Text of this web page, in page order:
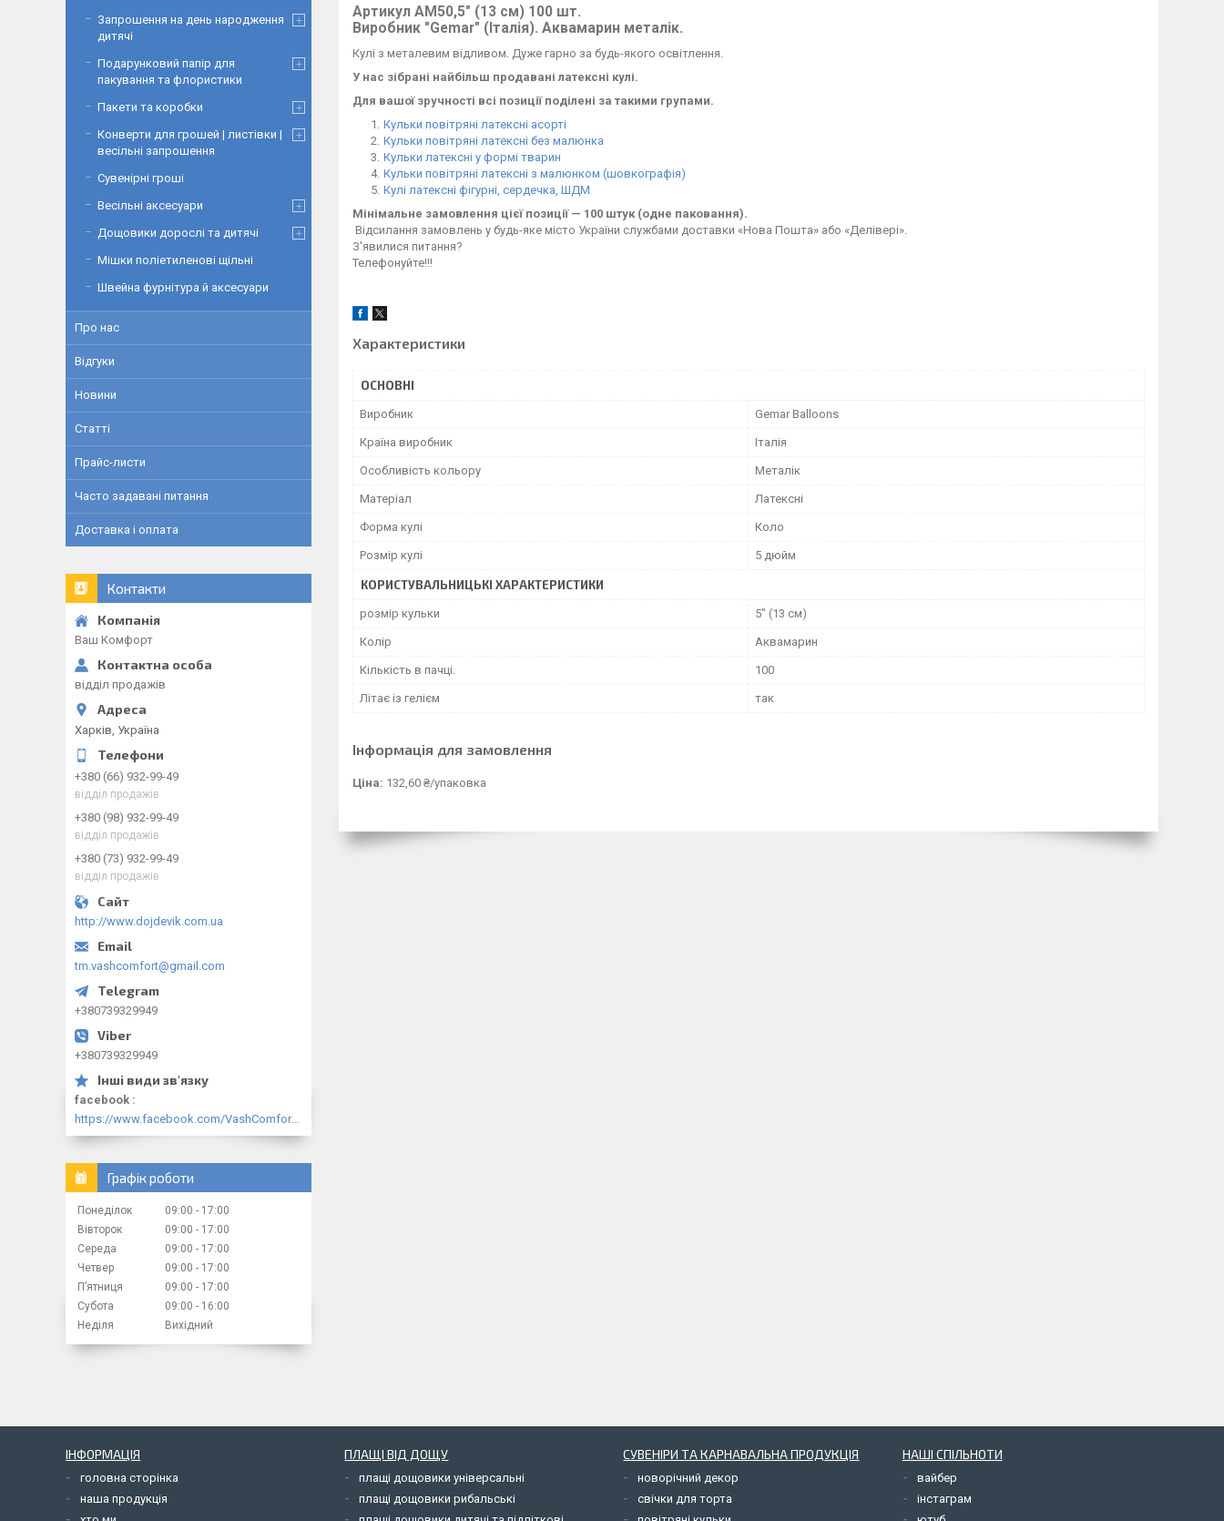
Артикул AМ50,5" (13 см) 100 шт.
Виробник "Gemar" (Італія). Аквамарин металік.
Кулі з металевим відливом. Дуже гарно за будь-якого освітлення.
У нас зібрані найбільш продавані латексні кулі.
Для вашої зручності всі позиції поділені за такими групами.
Кульки повітряні латексні асорті
Кульки повітряні латексні без малюнка
Кульки латексні у формі тварин
Кульки повітряні латексні з малюнком (шовкографія)
Кулі латексні фігурні, сердечка, ШДМ
Мінімальне замовлення цієї позиції — 100 штук (одне паковання).
Відсилання замовлень у будь-яке місто України службами доставки «Нова Пошта» або «Делівері».
З'явилися питання?
Телефонуйте!!!
Характеристики
ОСНОВНІ
Виробник Gemar Balloons
Країна виробник Італія
Особливість кольору Металік
Матеріал Латексні
Форма кулі Коло
Розмір кулі 5 дюйм
КОРИСТУВАЛЬНИЦЬКІ ХАРАКТЕРИСТИКИ
розмір кульки 5" (13 см)
Колір Аквамарин
Кількість в пачці. 100
Літає із гелієм так
Інформація для замовлення
Ціна: 132,60 ₴/упаковка
Запрошення на день народження
дитячі
Подарунковий папір для
пакування та флористики
Пакети та коробки
Конверти для грошей | листівки |
весільні запрошення
Сувенірні гроші
Весільні аксесуари
Дощовики дорослі та дитячі
Мішки поліетиленові щільні
Швейна фурнітура й аксесуари
Про нас
Відгуки
Новини
Статті
Прайс-листи
Часто задавані питання
Доставка і оплата
Контакти
Ваш Комфорт
відділ продажів
Харків, Україна
+380 (66) 932-99-49
відділ продажів
+380 (98) 932-99-49
відділ продажів
+380 (73) 932-99-49
відділ продажів
http://www.dojdevik.com.ua
tm.vashcomfort@gmail.com
+380739329949
+380739329949
facebook
https://www.facebook.com/VashComfort.ua/
Графік роботи
Понеділок 09:00
17:00
Вівторок
09:00
17:00
Середа
09:00
17:00
Четвер
09:00
17:00
Пʼятниця
09:00
17:00
Субота
09:00
16:00
Неділя
Вихідний
ІНФОРМАЦІЯ
головна сторінка
наша продукція
ПЛАЩІ ВІД ДОЩУ
плащі дощовики універсальні
плащі дощовики рибальські
СУВЕНІРИ ТА КАРНАВАЛЬНА ПРОДУКЦІЯ
новорічний декор
свічки для торта
НАШІ СПІЛЬНОТИ
вайбер
інстаграм